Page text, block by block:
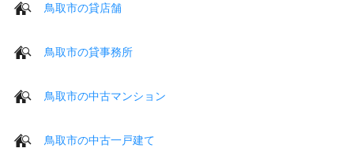
鳥取市の貸店舗
鳥取市の貸事務所
鳥取市の中古マンション
鳥取市の中古一戸建て